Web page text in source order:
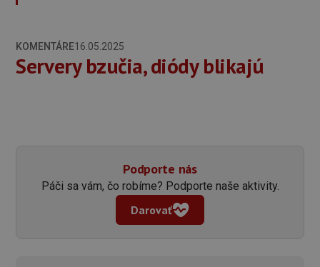
KOMENTÁRE16.05.2025
Servery bzučia, diódy blikajú
Podporte nás
Páči sa vám, čo robíme? Podporte naše aktivity.
Darovať